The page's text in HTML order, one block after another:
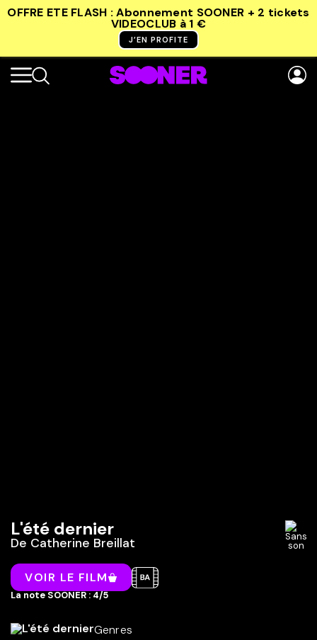
OFFRE ETE FLASH : Abonnement SOONER + 2 tickets
VIDEOCLUB à 1 €
J’EN PROFITE
L'été dernier
De Catherine Breillat
VOIR LE FILM
La note SOONER : 4/5
Genres